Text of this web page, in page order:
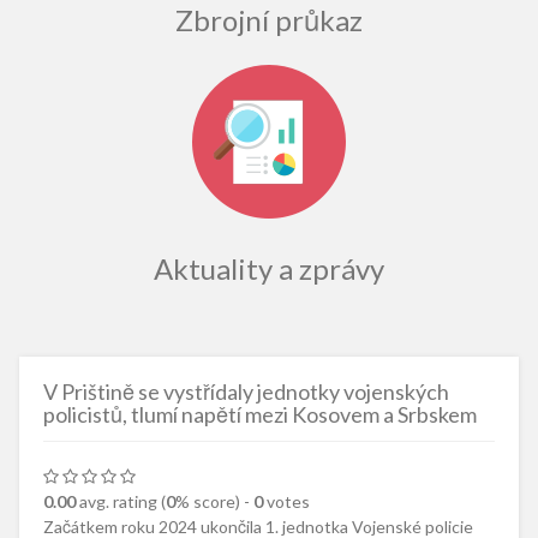
Zbrojní průkaz
Aktuality a zprávy
V Prištině se vystřídaly jednotky vojenských
policistů, tlumí napětí mezi Kosovem a Srbskem
0.00avg. rating (0% score) - 0votes
Začátkem roku 2024 ukončila 1. jednotka Vojenské policie